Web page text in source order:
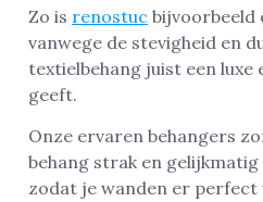
Zo is renostuc bijvoorbeeld
vanwege de stevigheid en
textielbehang juist een
geeft.
Onze ervaren behangers
behang strak en
zodat je wanden er perfect